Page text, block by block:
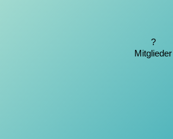
?
Mitglieder